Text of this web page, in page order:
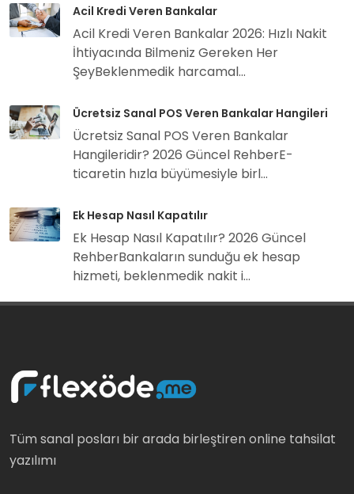
Acil Kredi Veren Bankalar
Acil Kredi Veren Bankalar 2026: Hızlı Nakit
İhtiyacında Bilmeniz Gereken Her
ŞeyBeklenmedik harcamal...
Ücretsiz Sanal POS Veren Bankalar Hangileri
Ücretsiz Sanal POS Veren Bankalar
Hangileridir? 2026 Güncel RehberE-
ticaretin hızla büyümesiyle birl...
Ek Hesap Nasıl Kapatılır
Ek Hesap Nasıl Kapatılır? 2026 Güncel
RehberBankaların sunduğu ek hesap
hizmeti, beklenmedik nakit i...
Tüm sanal posları bir arada birleştiren online tahsilat
yazılımı